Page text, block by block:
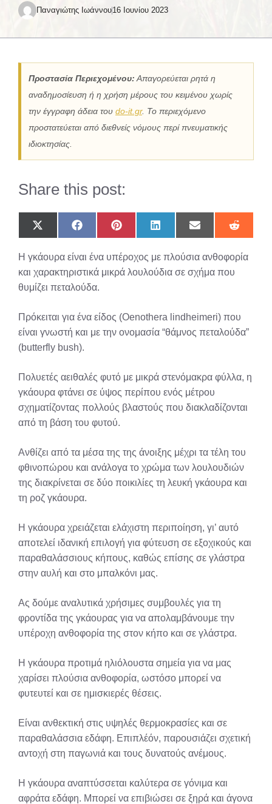
Παναγιώτης Ιωάννου16 Ιουνίου 2023
Προστασία Περιεχομένου: Απαγορεύεται ρητά η
αναδημοσίευση ή η χρήση μέρους του κειμένου χωρίς
την έγγραφη άδεια του do-it.gr. Το περιεχόμενο
προστατεύεται από διεθνείς νόμους περί πνευματικής
ιδιοκτησίας.
Share this post:
Share
on
(Twitter)
Share
on
Share
on
Share
on
Share
on
Share
on
Η γκάουρα είναι ένα υπέροχος με πλούσια ανθοφορία
και χαρακτηριστικά μικρά λουλούδια σε σχήμα που
θυμίζει πεταλούδα.
Πρόκειται για ένα είδος (Oenothera lindheimeri) που
είναι γνωστή και με την ονομασία “θάμνος πεταλούδα”
(butterfly bush).
Πολυετές αειθαλές φυτό με μικρά στενόμακρα φύλλα, η
γκάουρα φτάνει σε ύψος περίπου ενός μέτρου
σχηματίζοντας πολλούς βλαστούς που διακλαδίζονται
από τη βάση του φυτού.
Ανθίζει από τα μέσα της της άνοιξης μέχρι τα τέλη του
φθινοπώρου και ανάλογα το χρώμα των λουλουδιών
της διακρίνεται σε δύο ποικιλίες τη λευκή γκάουρα και
τη ροζ γκάουρα.
Η γκάουρα χρειάζεται ελάχιστη περιποίηση, γι’ αυτό
αποτελεί ιδανική επιλογή για φύτευση σε εξοχικούς και
παραθαλάσσιους κήπους, καθώς επίσης σε γλάστρα
στην αυλή και στο μπαλκόνι μας.
Ας δούμε αναλυτικά χρήσιμες συμβουλές για τη
φροντίδα της γκάουρας για να απολαμβάνουμε την
υπέροχη ανθοφορία της στον κήπο και σε γλάστρα.
Η γκάουρα προτιμά ηλιόλουστα σημεία για να μας
χαρίσει πλούσια ανθοφορία, ωστόσο μπορεί να
φυτευτεί και σε ημισκιερές θέσεις.
Είναι ανθεκτική στις υψηλές θερμοκρασίες και σε
παραθαλάσσια εδάφη. Επιπλέόν, παρουσιάζει σχετική
αντοχή στη παγωνιά και τους δυνατούς ανέμους.
Η γκάουρα αναπτύσσεται καλύτερα σε γόνιμα και
αφράτα εδάφη. Μπορεί να επιβιώσει σε ξηρά και άγονα